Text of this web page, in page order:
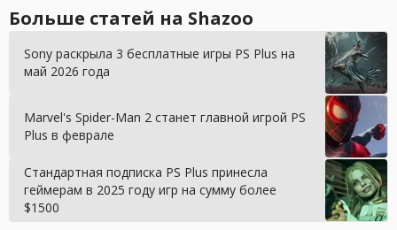
Больше статей на Shazoo
Sony раскрыла 3 бесплатные игры PS Plus на
май 2026 года
Marvel's Spider-Man 2 станет главной игрой PS
Plus в феврале
Стандартная подписка PS Plus принесла
геймерам в 2025 году игр на сумму более
$1500